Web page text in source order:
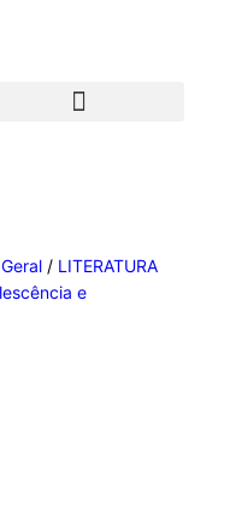
Geral / LITERATURA
e